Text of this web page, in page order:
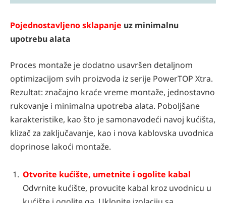
Pojednostavljeno sklapanje uz minimalnu
upotrebu alata
Proces montaže je dodatno usavršen detaljnom
optimizacijom svih proizvoda iz serije PowerTOP Xtra.
Rezultat: značajno kraće vreme montaže, jednostavno
rukovanje i minimalna upotreba alata. Poboljšane
karakteristike, kao što je samonavodeći navoj kućišta,
klizač za zaključavanje, kao i nova kablovska uvodnica
doprinose lakoći montaže.
Otvorite kućište, umetnite i ogolite kabal
Odvrnite kućište, provucite kabal kroz uvodnicu u